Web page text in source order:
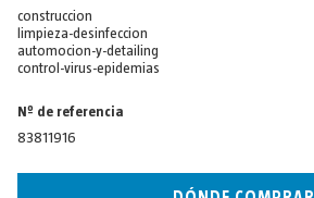
construccion
limpieza-desinfeccion
automocion-y-detailing
control-virus-epidemias
Nº de referencia
83811916